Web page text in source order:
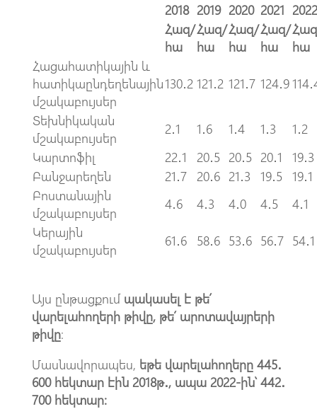
2018 2019 2020 2021 2022
Հազ/
հա
Հազ/
հա
Հազ/
հա
Հազ/
հա
հա
Հացահատիկային և
հատիկաընդեղենային
մշակաբույսեր
130․2 121․2 121․7 124․9
Տեխնիկական
մշակաբույսեր
2․1 1․6 1․4 1․3
1․2
Կարտոֆիլ
22․1 20․5 20․5 20․1
19․3
Բանջարեղեն
21․7 20․6 21․3 19․5 19․1
Բոստանային
մշակաբույսեր
4․6 4․3 4․0 4․5
4․1
Կերային
մշակաբույսեր
61․6 58․6 53․6 56․7 54․1
Այս ընթացքում պակասել է թե՛
վարելահողերի թիվը, թե՛ արոտավայրերի
թիվը։
Մասնավորապես, եթե վարելահողերը 445․
600 հեկտար էին 2018թ․, ապա 2022-ին՝ 442․
700 հեկտար։